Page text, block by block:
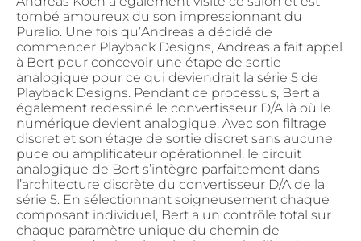
tombé amoureux du son impressionnant du
Puralio. Une fois qu’Andreas a décidé de
commencer Playback Designs, Andreas a fait appel
à Bert pour concevoir une étape de sortie
analogique pour ce qui deviendrait la série 5 de
Playback Designs. Pendant ce processus, Bert a
également redessiné le convertisseur D/A là où le
numérique devient analogique. Avec son filtrage
discret et son étage de sortie discret sans aucune
puce ou amplificateur opérationnel, le circuit
analogique de Bert s’intègre parfaitement dans
l’architecture discrète du convertisseur D/A de la
série 5. En sélectionnant soigneusement chaque
composant individuel, Bert a un contrôle total sur
chaque paramètre unique du chemin de